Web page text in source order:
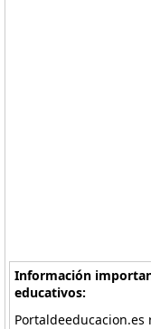
Información
educativos: